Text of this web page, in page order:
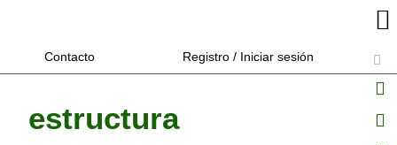
Contacto Registro / Iniciar sesión
estructura